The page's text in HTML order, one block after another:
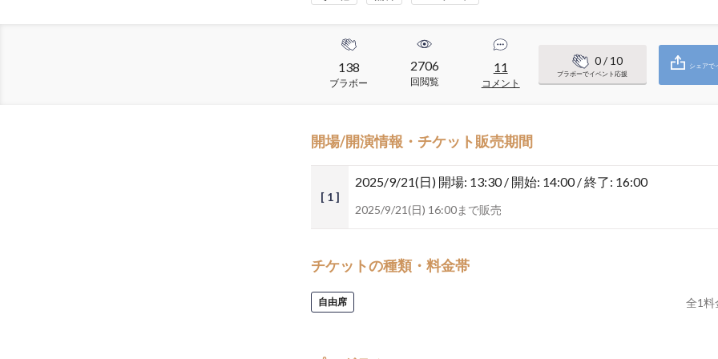
138
ブラボー
2706
回閲覧
11
コメント
0/ 10
ブラボーでイベント応援
シェアで
開場/開演情報・チケット販売期間
[ 1 ]
2025/9/21(日) 開場: 13:30 / 開始: 14:00 / 終了: 16:00
2025/9/21(日) 16:00まで販売
チケットの種類・料金帯
自由席 全1料